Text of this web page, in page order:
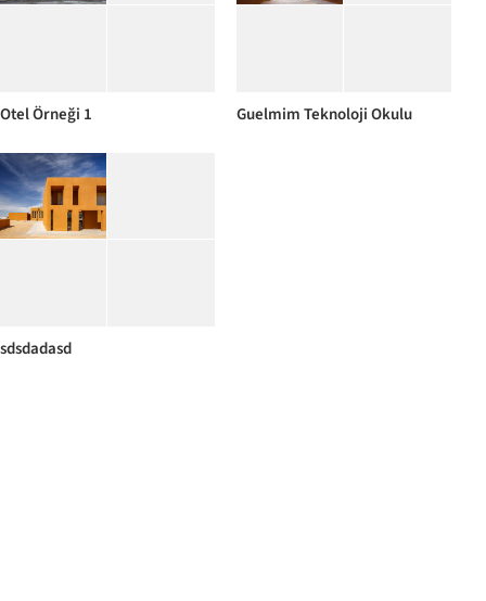
Otel Örneği 1 Guelmim Teknoloji Okulu
sdsdadasd